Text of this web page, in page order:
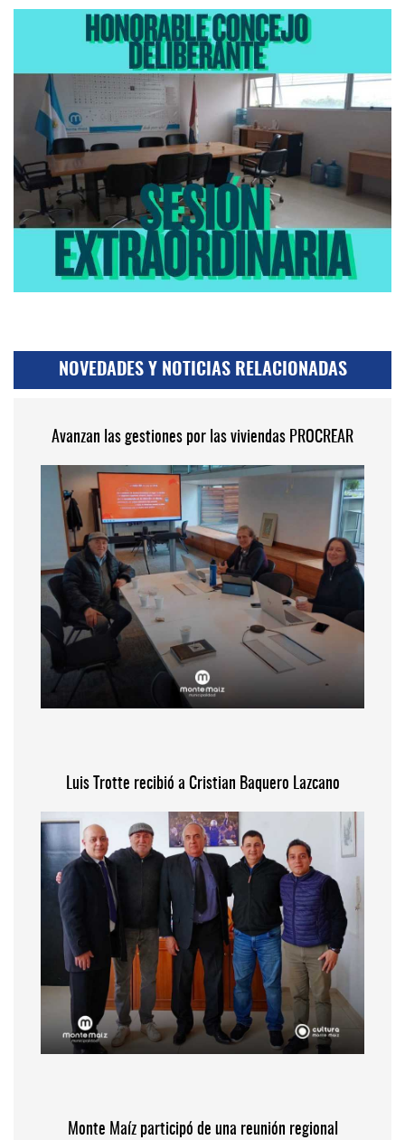
NOVEDADES Y NOTICIAS RELACIONADAS
Avanzan las gestiones por las viviendas PROCREAR
Luis Trotte recibió a Cristian Baquero Lazcano
Monte Maíz participó de una reunión regional